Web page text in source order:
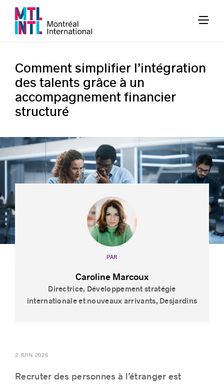
Histoires de réussite
Comment simplifier l’intégration
des talents grâce à un
accompagnement financier
structuré
PAR
Caroline Marcoux
Directrice, Développement stratégie
internationale et nouveaux arrivants, Desjardins
2 JUIN 2026
Recruter des personnes à l’étranger est